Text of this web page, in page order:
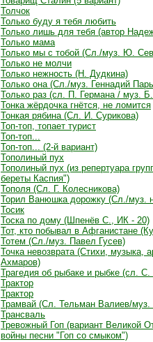
Толчок
Только буду я тебя любить
Только лишь для тебя (автор
Только мама
Только мы с тобой (Сл./муз. Ю.
Только не молчи
Только нежность (Н. Дудкина)
Только она (Сл./муз. Геннадий
Только раз (сл. П. Германа / муз.
Тонка жёрдочка гнётся, не ломится
Тонкая рябина (Сл. И. Сурикова)
Топ-топ, топает турист
Топ-топ...
Топ-топ... (2-й вариант)
Тополиный пух
Тополиный пух (из репертуара
береты Каспия")
Тополя (Сл. Г. Колесникова)
Торил Ванюшка дорожку (Сл./муз.
Тосик
Тоска по дому (Шпенёв С., ИК - 20)
Тот, кто побывал в Афганистане
Тотем (Сл./муз. Павел Гусев)
Точка невозврата (Стихи, музыка,
Ахмаров)
Трагедия об рыбаке и рыбке (сл.
Трактор
Трактор
Трамвай (Сл. Тельман Валиев/
Трансваль
Тревожный Гоп (вариант Великой
войны песни "Гоп со смыком")